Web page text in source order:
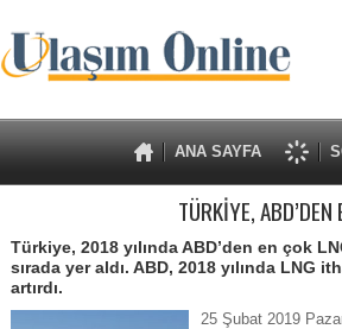
ANA SAYFA
TÜRKİYE,
Türkiye, 2018 yılında ABD’den en çok
sırada yer aldı. ABD, 2018 yılında LNG
artırdı.
25 Şubat 2019